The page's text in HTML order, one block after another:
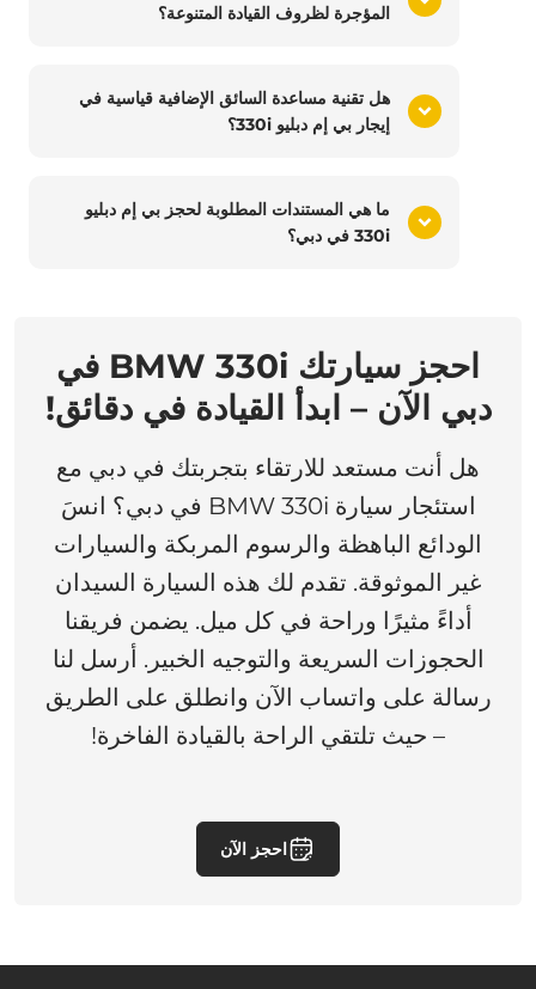
المؤجرة لظروف القيادة المتنوعة؟
هل تقنية مساعدة السائق الإضافية قياسية في
إيجار بي إم دبليو 330i؟
ما هي المستندات المطلوبة لحجز بي إم دبليو
330i في دبي؟
احجز سيارتك BMW 330i في
دبي الآن – ابدأ القيادة في دقائق!
هل أنت مستعد للارتقاء بتجربتك في دبي مع
استئجار سيارة BMW 330i في دبي؟ انسَ
الودائع الباهظة والرسوم المربكة والسيارات
غير الموثوقة. تقدم لك هذه السيارة السيدان
أداءً مثيرًا وراحة في كل ميل. يضمن فريقنا
الحجوزات السريعة والتوجيه الخبير. أرسل لنا
رسالة على واتساب الآن وانطلق على الطريق
– حيث تلتقي الراحة بالقيادة الفاخرة!
احجز الآن